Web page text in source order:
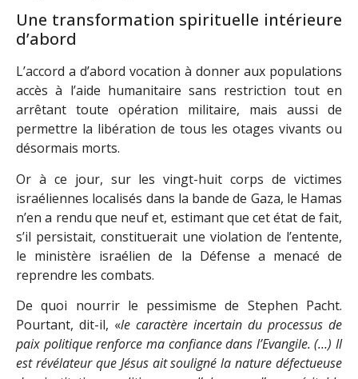
Une transformation spirituelle intérieure
d’abord
L’accord a d’abord vocation à donner aux populations
accès à l’aide humanitaire sans restriction tout en
arrêtant toute opération militaire, mais aussi de
permettre la libération de tous les otages vivants ou
désormais morts.
Or à ce jour, sur les vingt-huit corps de victimes
israéliennes localisés dans la bande de Gaza, le Hamas
n’en a rendu que neuf et, estimant que cet état de fait,
s’il persistait, constituerait une violation de l’entente,
le ministère israélien de la Défense a menacé de
reprendre les combats.
De quoi nourrir le pessimisme de Stephen Pacht.
Pourtant, dit-il, «le caractère incertain du processus de
paix politique renforce ma confiance dans l’Evangile. (…) Il
est révélateur que Jésus ait souligné la nature défectueuse